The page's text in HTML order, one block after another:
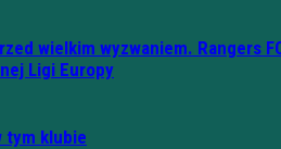
wielkim wyzwaniem. Rangers
Ligi Europy
tym klubie